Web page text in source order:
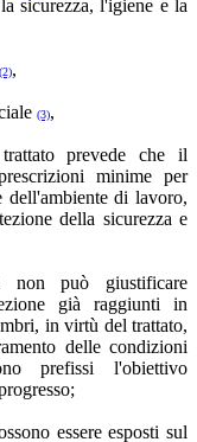
sicurezza, l'igiene e la
(2),
(3),
prevede che il
minime per
di lavoro,
della sicurezza e
non può giustificare
già raggiunti in
in virtù del trattato,
delle condizioni
prefissi l'obiettivo
essere esposti sul